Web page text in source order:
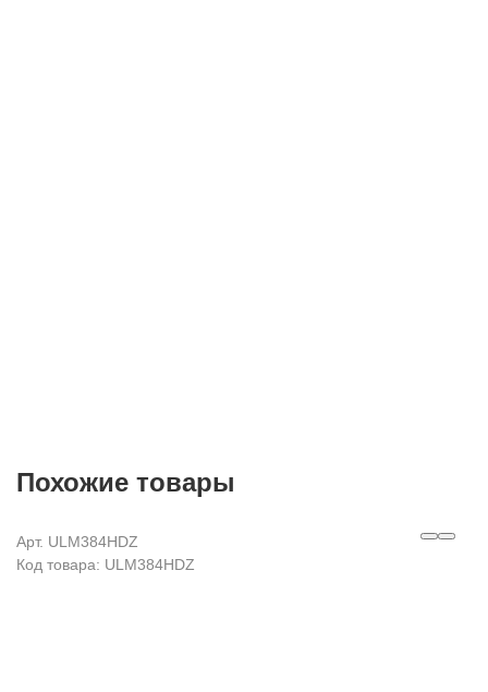
Похожие товары
Арт. ULM384HDZ
Код товара: ULM384HDZ